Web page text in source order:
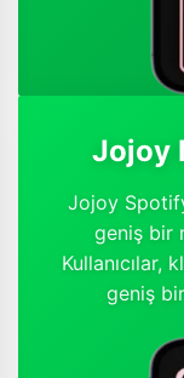
Jojoy
Jojoy
geniş bir
Kullanıcılar,
geniş